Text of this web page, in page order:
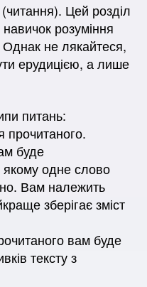
Цей розділ
розуміння
Однак не лякайтеся,
ерудицією, а лише
питань:
прочитаного.
буде
одне слово
Вам належить
зберігає зміст
вам буде
тексту з